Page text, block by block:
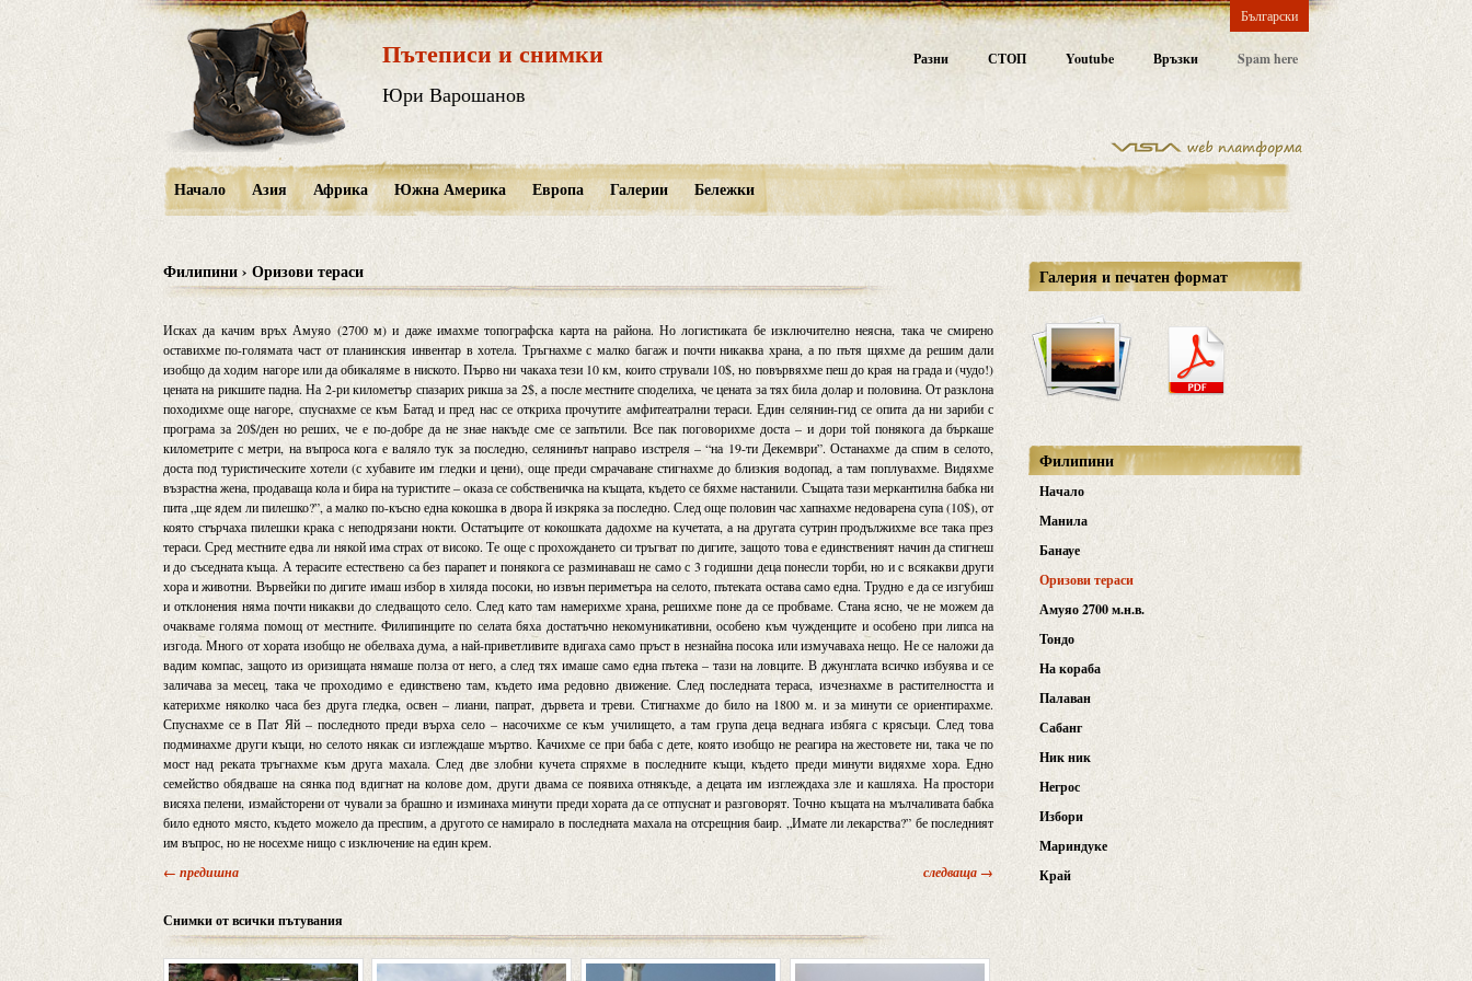
Български
Пътеписи и снимки
Юри Варошанов
Разни СТОП Youtube Връзки Spam here
Начало Азия Африка Южна Америка Европа Галерии Бележки
Галерия и печатен формат
Филипини
Начало
Манила
Банауе
Оризови тераси
Амуяо 2700 м.н.в.
Тондо
На кораба
Палаван
Сабанг
Ник ник
Негрос
Избори
Мариндуке
Край
Филипини › Оризови тераси
Исках да качим връх Амуяо (2700 м) и даже имахме топографска карта на района. Но логистиката бе изключително неясна, така че смирено
оставихме по-голямата част от планинския инвентар в хотела. Тръгнахме с малко багаж и почти никаква храна, а по пътя щяхме да решим дали
изобщо да ходим нагоре или да обикаляме в ниското. Първо ни чакаха тези 10 км, които стрували 10$, но повървяхме пеш до края на града и (чудо!)
цената на рикшите падна. На 2-ри километър спазарих рикша за 2$, а после местните споделиха, че цената за тях била долар и половина. От разклона
походихме още нагоре, спуснахме се към Батад и пред нас се откриха прочутите амфитеатрални тераси. Един селянин-гид се опита да ни зариби с
програма за 20$/ден но реших, че е по-добре да не знае накъде сме се запътили. Все пак поговорихме доста – и дори той понякога да бъркаше
километрите с метри, на въпроса кога е валяло тук за последно, селянинът направо изстреля – “на 19-ти Декември”. Останахме да спим в селото,
доста под туристическите хотели (с хубавите им гледки и цени), още преди смрачаване стигнахме до близкия водопад, а там поплувахме. Видяхме
възрастна жена, продаваща кола и бира на туристите – оказа се собственичка на къщата, където се бяхме настанили. Същата тази меркантилна бабка ни
пита „ще ядем ли пилешко?”, а малко по-късно една кокошка в двора й изкряка за последно. След още половин час хапнахме недоварена супа (10$), от
която стърчаха пилешки крака с неподрязани нокти. Остатъците от кокошката дадохме на кучетата, а на другата сутрин продължихме все така през
тераси. Сред местните едва ли някой има страх от високо. Те още с прохождането си тръгват по дигите, защото това е единственият начин да стигнеш
и до съседната къща. А терасите естествено са без парапет и понякога се разминаваш не само с 3 годишни деца понесли торби, но и с всякакви други
хора и животни. Вървейки по дигите имаш избор в хиляда посоки, но извън периметъра на селото, пътеката остава само една. Трудно е да се изгубиш
и отклонения няма почти никакви до следващото село. След като там намерихме храна, решихме поне да се пробваме. Стана ясно, че не можем да
очакваме голяма помощ от местните. Филипинците по селата бяха достатъчно некомуникативни, особено към чужденците и особено при липса на
изгода. Много от хората изобщо не обелваха дума, а най-приветливите вдигаха само пръст в незнайна посока или измучаваха нещо. Не се наложи да
вадим компас, защото из оризищата нямаше полза от него, а след тях имаше само една пътека – тази на ловците. В джунглата всичко избуява и се
заличава за месец, така че проходимо е единствено там, където има редовно движение. След последната тераса, изчезнахме в растителността и
катерихме няколко часа без друга гледка, освен – лиани, папрат, дървета и треви. Стигнахме до било на 1800 м. и за минути се ориентирахме.
Спуснахме се в Пат Яй – последното преди върха село – насочихме се към училището, а там група деца веднага избяга с крясъци. След това
подминахме други къщи, но селото някак си изглеждаше мъртво. Качихме се при баба с дете, която изобщо не реагира на жестовете ни, така че по
мост над реката тръгнахме към друга махала. След две злобни кучета спряхме в последните къщи, където преди минути видяхме хора. Едно
семейство обядваше на сянка под вдигнат на колове дом, други двама се появиха отнякъде, а децата им изглеждаха зле и кашляха. На простори
висяха пелени, измайсторени от чували за брашно и изминаха минути преди хората да се отпуснат и разговорят. Точно къщата на мълчаливата бабка
било едното място, където можело да преспим, а другото се намирало в последната махала на отсрещния баир. „Имате ли лекарства?” бе последният
им въпрос, но не носехме нищо с изключение на един крем.
← предишна следваща →
Снимки от всички пътувания